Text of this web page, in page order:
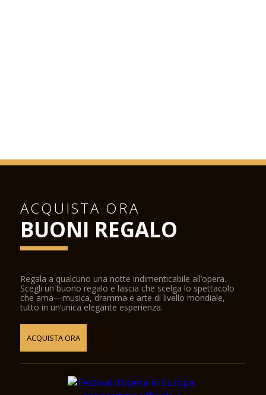
ACQUISTA ORA
BUONI REGALO
Regala a qualcuno una notte indimenticabile all’opera.
Scegli un buono regalo e lascia che scelga lo spettacolo
che ama—musica, dramma e arte di livello mondiale,
tutto in un’unica elegante esperienza.
ACQUISTA ORA